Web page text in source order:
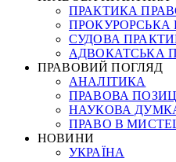
ПРАКТИКА
ПРОКУРОРСЬКА
СУДОВА
АДВОКАТСЬКА
ПРАВОВИЙ ПОГЛЯД
АНАЛІТИКА
ПРАВОВА
НАУКОВА
ПРАВО В
НОВИНИ
УКРАЇНА